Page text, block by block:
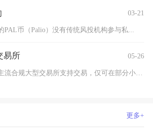
03-21
PAL币（Palio）没有传统风投机构参与私...
易所 05-26
目前VDS币暂无主流合规大型交易所支持交易，仅可在部分小众境...
更多+